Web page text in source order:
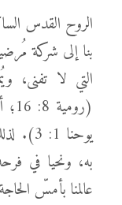
الروح القدس
بنا إلى شركة
التي لا تفنى،
يوحنا
به، ونحيا في
عالمنا بأمسّ